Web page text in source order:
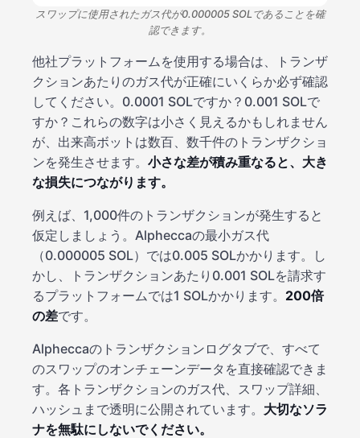
スワップに使用されたガス代が0.000005 SOLであることを確
認できます。
他社プラットフォームを使用する場合は、トランザ
クションあたりのガス代が正確にいくらか必ず確認
してください。0.0001 SOLですか？0.001 SOLで
すか？これらの数字は小さく見えるかもしれません
が、出来高ボットは数百、数千件のトランザクショ
ンを発生させます。 小さな差が積み重なると、大き
な損失につながります。
例えば、1,000件のトランザクションが発生すると
仮定しましょう。Alpheccaの最小ガス代
（0.000005 SOL）では0.005 SOLかかります。し
かし、トランザクションあたり0.001 SOLを請求す
るプラットフォームでは1 SOLかかります。 200倍
の差です。
Alpheccaのトランザクションログタブで、すべて
のスワップのオンチェーンデータを直接確認できま
す。各トランザクションのガス代、スワップ詳細、
ハッシュまで透明に公開されています。 大切なソラ
ナを無駄にしないでください。